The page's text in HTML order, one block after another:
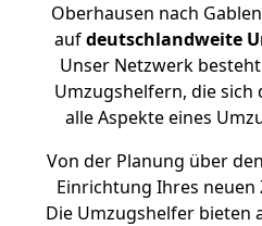
Oberhausen nach
aufdeutschlandweite
Unser Netzwerk
Umzugshelfern, die sich
alle Aspekte eines
Von der Planung über
Einrichtung Ihres neuen
Die Umzugshelfer bieten